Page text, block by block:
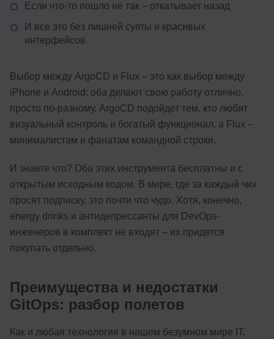
Если что-то пошло не так – откатывает назад
И все это без лишней суеты и красивых
интерфейсов
Выбор между ArgoCD и Flux – это как выбор между
iPhone и Android: оба делают свою работу отлично,
просто по-разному. ArgoCD подойдет тем, кто любит
визуальный контроль и богатый функционал, а Flux –
минималистам и фанатам командной строки.
И знаете что? Оба этих инструмента бесплатны и с
открытым исходным кодом. В мире, где за каждый чих
просят подписку, это почти что чудо. Хотя, конечно,
energy drinks и антидепрессанты для DevOps-
инженеров в комплект не входят – их придется
покупать отдельно.
Преимущества и недостатки
GitOps: разбор полетов
Как и любая технология в нашем безумном мире IT,